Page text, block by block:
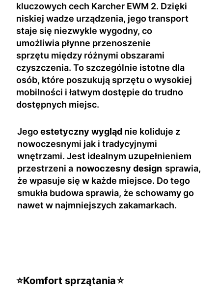
kluczowych cech Karcher EWM 2. Dzięki
niskiej wadze urządzenia, jego transport
staje się niezwykle wygodny, co
umożliwia płynne przenoszenie
sprzętu między różnymi obszarami
czyszczenia. To szczególnie istotne dla
osób, które poszukują sprzętu o wysokiej
mobilności i łatwym dostępie do trudno
dostępnych miejsc.
Jegoestetyczny wygląd nie koliduje z
nowoczesnymi jak i tradycyjnymi
wnętrzami. Jest idealnym uzupełnieniem
przestrzeni a nowoczesny design sprawia,
że wpasuje się w każde miejsce. Do tego
smukła budowa sprawia, że schowamy go
nawet w najmniejszych zakamarkach.
⭐Komfort sprzątania⭐